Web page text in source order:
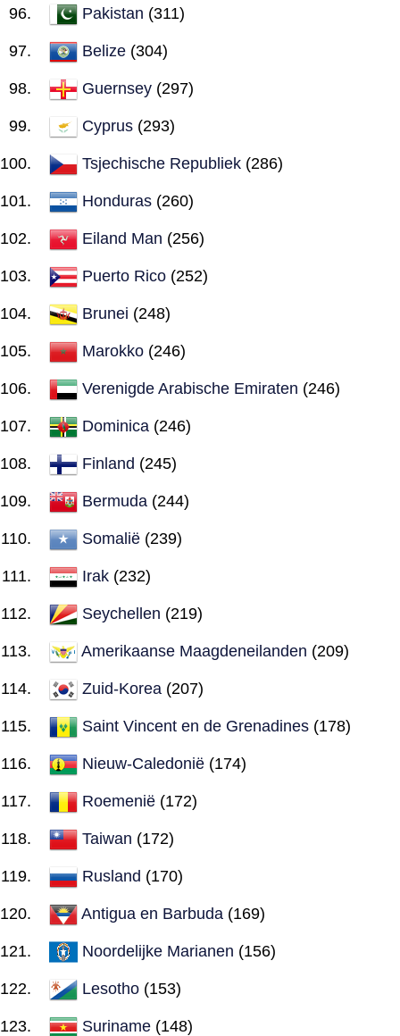
Pakistan (311)
Belize (304)
Guernsey (297)
Cyprus (293)
Tsjechische Republiek (286)
Honduras (260)
Eiland Man (256)
Puerto Rico (252)
Brunei (248)
Marokko (246)
Verenigde Arabische Emiraten (246)
Dominica (246)
Finland (245)
Bermuda (244)
Somalië (239)
Irak (232)
Seychellen (219)
Amerikaanse Maagdeneilanden (209)
Zuid-Korea (207)
Saint Vincent en de Grenadines (178)
Nieuw-Caledonië (174)
Roemenië (172)
Taiwan (172)
Rusland (170)
Antigua en Barbuda (169)
Noordelijke Marianen (156)
Lesotho (153)
Suriname (148)